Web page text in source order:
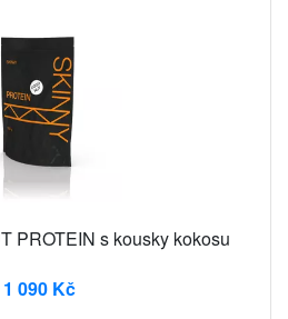
PROTEIN s kousky kokosu
1 090 Kč